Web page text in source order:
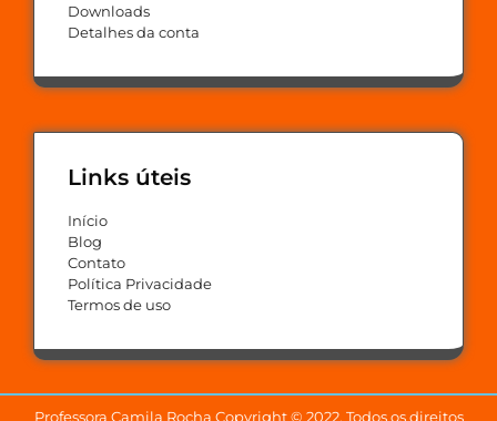
Downloads
Detalhes da conta
Links úteis
Início
Blog
Contato
Política Privacidade
Termos de uso
Professora Camila Rocha Copyright © 2022. Todos os direitos